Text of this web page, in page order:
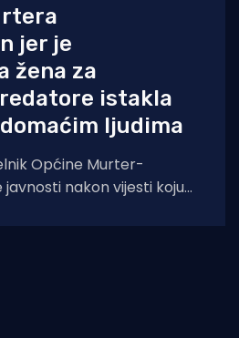
jer je
žena za
istakla
ljudima
Općine Murter-
nakon vijesti koju